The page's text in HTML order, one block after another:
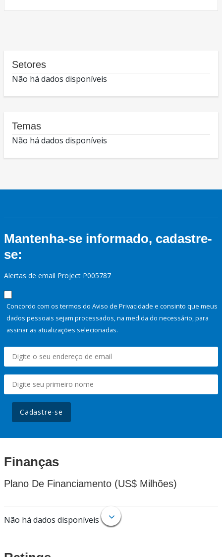
Setores
Não há dados disponíveis
Temas
Não há dados disponíveis
Mantenha-se informado, cadastre-
se:
Alertas de email Project P005787
Concordo com os termos do Aviso de Privacidade e consinto que meus
dados pessoais sejam processados, na medida do necessário, para
assinar as atualizações selecionadas.
Cadastre-se
Finanças
Plano De Financiamento (US$ Milhões)
Não há dados disponíveis